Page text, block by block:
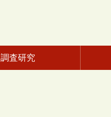
調査研究